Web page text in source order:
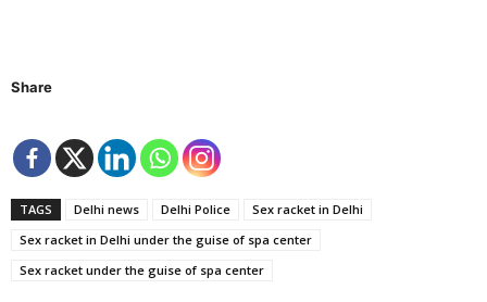
Share
TAGS Delhi news Delhi Police
Sex racket in Delhi
Sex racket in Delhi under the guise of spa center
Sex racket under the guise of spa center